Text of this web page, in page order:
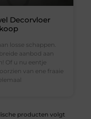
producten volgt
Decorvloer
losse schappen.
aanbod aan
Of u nu eentje
van ene fraaie